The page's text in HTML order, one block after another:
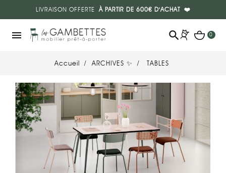
LIVRAISON OFFERTEÀ PARTIR DE 600€ D'ACHAT ❤️
menu search 0
Accueil ARCHIVES ✨ TABLES